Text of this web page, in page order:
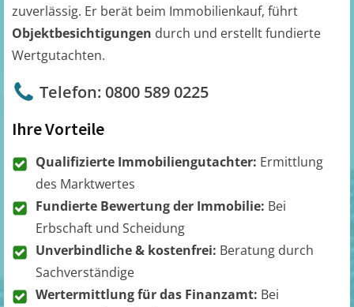
zuverlässig. Er berät beim Immobilienkauf, führt
Objektbesichtigungen durch und erstellt fundierte
Wertgutachten.
Telefon: 0800 589 0225
Ihre Vorteile
Qualifizierte Immobiliengutachter: Ermittlung
des Marktwertes
Fundierte Bewertung der Immobilie: Bei
Erbschaft und Scheidung
Unverbindliche & kostenfrei: Beratung durch
Sachverständige
Wertermittlung für das Finanzamt: Bei